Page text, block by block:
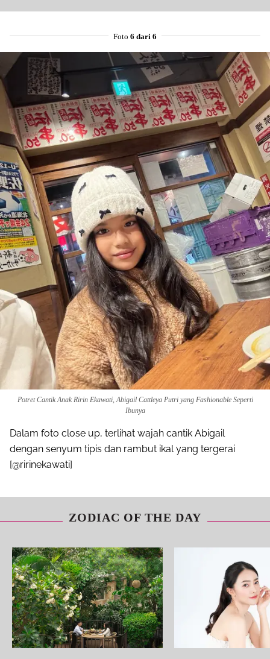
Foto 6 dari 6
Potret Cantik Anak Ririn Ekawati, Abigail Cattleya Putri yang Fashionable Seperti
Ibunya
Dalam foto close up, terlihat wajah cantik Abigail
dengan senyum tipis dan rambut ikal yang tergerai
[@ririnekawati]
ZODIAC OF THE DAY